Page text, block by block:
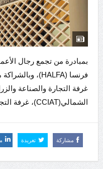
بمبادرة من تجمع رجال
غرفة التجارة والصناعة
الشمالي(CCIAT)، غرفة التجار...
مشاركة تغريدة